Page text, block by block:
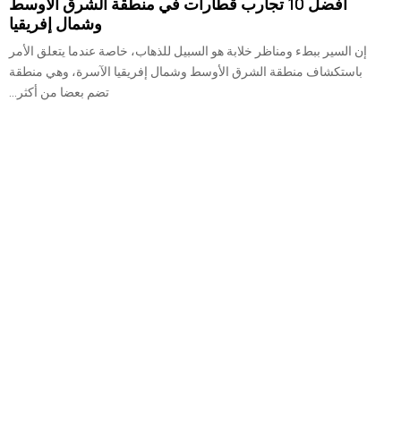
وشمال إفريقيا
إن السير ببطء ومناظر خلابة هو السبيل للذهاب، خاصة عندما يتعلق الأمر
باستكشاف منطقة الشرق الأوسط وشمال إفريقيا الآسرة، وهي منطقة
تضم بعضا من أكثر...